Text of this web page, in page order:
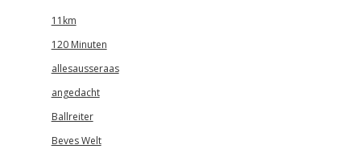
11km
120 Minuten
allesausseraas
angedacht
Ballreiter
Beves Welt